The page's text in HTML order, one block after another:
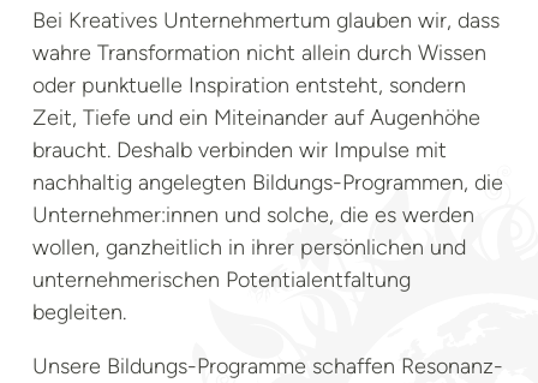
Bei Kreatives Unternehmertum glauben wir, dass
wahre Transformation nicht allein durch Wissen
oder punktuelle Inspiration entsteht, sondern
Zeit, Tiefe und ein Miteinander auf Augenhöhe
braucht. Deshalb verbinden wir Impulse mit
nachhaltig angelegten Bildungs-Programmen, die
Unternehmer:innen und solche, die es werden
wollen, ganzheitlich in ihrer persönlichen und
unternehmerischen Potentialentfaltung
begleiten.
Unsere Bildungs-Programme schaffen Resonanz-